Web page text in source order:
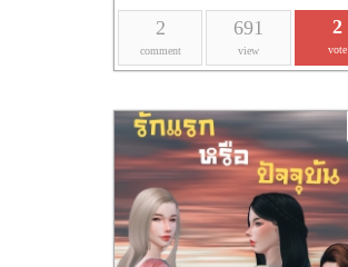
2
comment
691
view
2
vote